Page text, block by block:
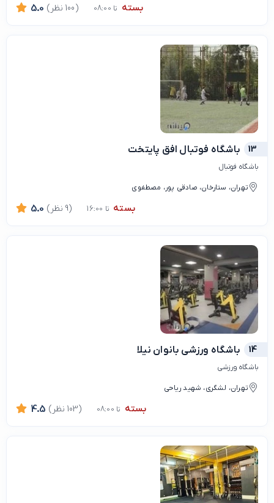
بسته تا 08:00 5.0 (100 نظر)
13 باشگاه فوتبال افق پایتخت
باشگاه فوتبال
تهران، ستارخان، صادقی پور، مصطفوی
بسته تا 16:00 5.0 (9 نظر)
14 باشگاه ورزشی بانوان نیلا
باشگاه ورزشی
تهران، لشگری، شهید ریاحی
بسته تا 08:00 4.5 (103 نظر)